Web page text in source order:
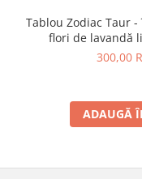
Tablou Zodiac Taur
flori de lavandă
300,00
ADAUGĂ